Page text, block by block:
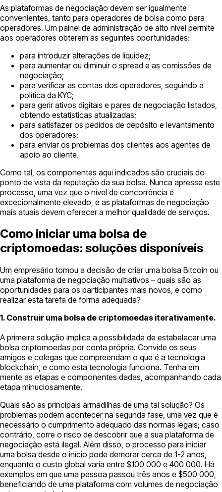
As plataformas de negociação devem ser igualmente
convenientes, tanto para operadores de bolsa como para
operadores. Um painel de administração de alto nível permite
aos operadores obterem as seguintes oportunidades:
para introduzir alterações de liquidez;
para aumentar ou diminuir o spread e as comissões de
negociação;
para verificar as contas dos operadores, seguindo a
política da KYC;
para gerir ativos digitais e pares de negociação listados,
obtendo estatísticas atualizadas;
para satisfazer os pedidos de depósito e levantamento
dos operadores;
para enviar os problemas dos clientes aos agentes de
apoio ao cliente.
Como tal, os componentes aqui indicados são cruciais do
ponto de vista da reputação da sua bolsa. Nunca apresse este
processo, uma vez que o nível de concorrência é
excecionalmente elevado, e as plataformas de negociação
mais atuais devem oferecer a melhor qualidade de serviços.
Como iniciar uma bolsa de
criptomoedas: soluções disponíveis
Um empresário tomou a decisão de criar uma bolsa Bitcoin ou
uma plataforma de negociação multiativos – quais são as
oportunidades para os participantes mais novos, e como
realizar esta tarefa de forma adequada?
1. Construir uma bolsa de criptomoedas iterativamente.
A primeira solução implica a possibilidade de estabelecer uma
bolsa criptomoedas por conta própria. Convide os seus
amigos e colegas que compreendam o que é a tecnologia
blockchain, e como esta tecnologia funciona. Tenha em
mente as etapas e componentes dadas, acompanhando cada
etapa minuciosamente.
Quais são as principais armadilhas de uma tal solução? Os
problemas podem acontecer na segunda fase, uma vez que é
necessário o cumprimento adequado das normas legais; caso
contrário, corre o risco de descobrir que a sua plataforma de
negociação está ilegal. Além disso, o processo para iniciar
uma bolsa desde o início pode demorar cerca de 1-2 anos,
enquanto o custo global varia entre $100 000 e 400 000. Há
exemplos em que uma pessoa passou três anos e $500 000,
beneficiando de uma plataforma com volumes de negociação